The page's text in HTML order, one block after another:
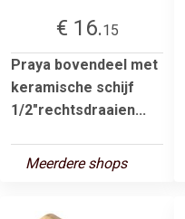
€ 16.15
Praya bovendeel met
keramische schijf
1/2"rechtsdraaien...
Meerdere shops